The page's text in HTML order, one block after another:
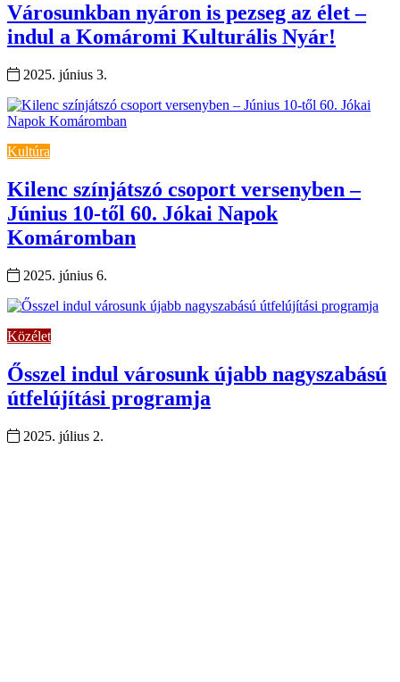
Városunkban nyáron is pezseg az élet –
indul a Komáromi Kulturális Nyár!
2025. június 3.
Kultúra
Kilenc színjátszó csoport versenyben –
Június 10-től 60. Jókai Napok
Komáromban
2025. június 6.
Közélet
Ősszel indul városunk újabb nagyszabású
útfelújítási programja
2025. július 2.